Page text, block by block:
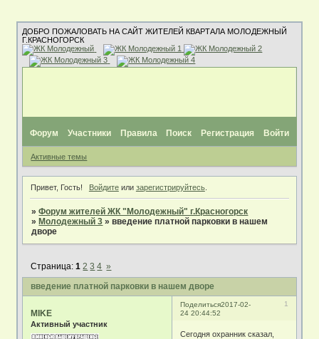
ДОБРО ПОЖАЛОВАТЬ НА САЙТ ЖИТЕЛЕЙ КВАРТАЛА МОЛОДЕЖНЫЙ
Г.КРАСНОГОРСК
Форум Участники Правила Поиск Регистрация Войти
Активные темы
Привет, Гость! Войдитеили зарегистрируйтесь.
»Форум жителей ЖК "Молодежный" г.Красногорск
» Молодежный 3 »введение платной парковки в нашем
дворе
введение платной парковки в нашем дворе
Страница:1 2 3 4 »
Поделиться 1
2017-02-
24 20:44:52
MIKE
Активный участник
Сегодня охранник сказал,